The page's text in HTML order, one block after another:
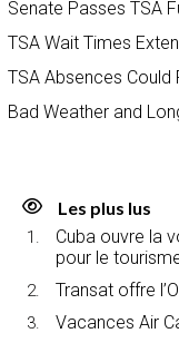
Senate Passes TSA
TSA Wait Times
TSA Absences
Bad Weather and
Les plus lus
Cuba ouvre la
pour le
Transat offre
Vacances Air